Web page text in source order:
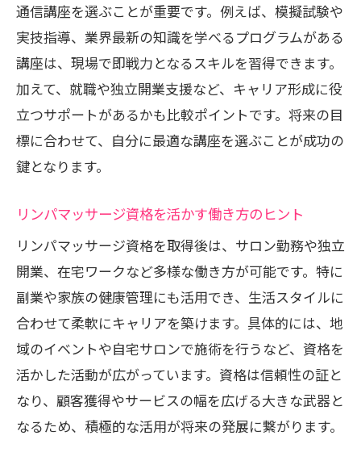
通信講座を選ぶことが重要です。例えば、模擬試験や
実技指導、業界最新の知識を学べるプログラムがある
講座は、現場で即戦力となるスキルを習得できます。
加えて、就職や独立開業支援など、キャリア形成に役
立つサポートがあるかも比較ポイントです。将来の目
標に合わせて、自分に最適な講座を選ぶことが成功の
鍵となります。
リンパマッサージ資格を活かす働き方のヒント
リンパマッサージ資格を取得後は、サロン勤務や独立
開業、在宅ワークなど多様な働き方が可能です。特に
副業や家族の健康管理にも活用でき、生活スタイルに
合わせて柔軟にキャリアを築けます。具体的には、地
域のイベントや自宅サロンで施術を行うなど、資格を
活かした活動が広がっています。資格は信頼性の証と
なり、顧客獲得やサービスの幅を広げる大きな武器と
なるため、積極的な活用が将来の発展に繋がります。